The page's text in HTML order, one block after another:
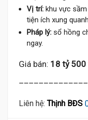
Vị trí: khu vực
tiện ích xung
Pháp lý: sổ hồng
ngay.
Giá bán: 18 tỷ 500
Liên hệ: Thịnh BĐS